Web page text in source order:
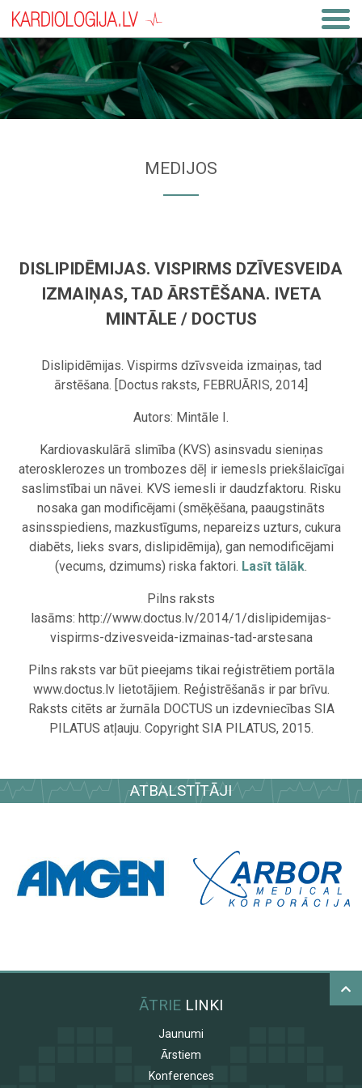
MEDIJOS
DISLIPIDĒMIJAS. VISPIRMS DZĪVESVEIDA
IZMAIŅAS, TAD ĀRSTĒŠANA. IVETA
MINTĀLE / DOCTUS
Dislipidēmijas. Vispirms dzīvsveida izmaiņas, tad
ārstēšana. [Doctus raksts, FEBRUĀRIS, 2014]
Autors: Mintāle I.
Kardiovaskulārā slimība (KVS) asinsvadu sieniņas
aterosklerozes un trombozes dēļ ir iemesls priekšlaicīgai
saslimstībai un nāvei. KVS iemesli ir daudzfaktoru. Risku
nosaka gan modificējami (smēķēšana, paaugstināts
asinsspiediens, mazkustīgums, nepareizs uzturs, cukura
diabēts, lieks svars, dislipidēmija), gan nemodificējami
(vecums, dzimums) riska faktori. Lasīt tālāk.
Pilns raksts
lasāms: http://www.doctus.lv/2014/1/dislipidemijas-
vispirms-dzivesveida-izmainas-tad-arstesana
Pilns raksts var būt pieejams tikai reģistrētiem portāla
www.doctus.lv lietotājiem. Reģistrēšanās ir par brīvu.
Raksts citēts ar žurnāla DOCTUS un izdevniecības SIA
PILATUS atļauju. Copyright SIA PILATUS, 2015.
ATBALSTĪTĀJI
ĀTRIE LINKI
Jaunumi
Ārstiem
Konferences